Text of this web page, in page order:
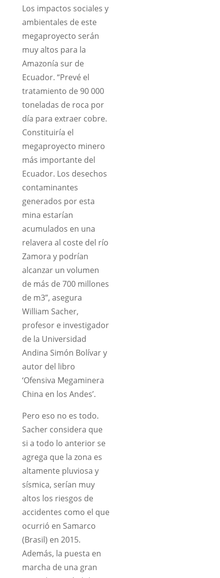
Los impactos sociales y
ambientales de este
megaproyecto serán
muy altos para la
Amazonía sur de
Ecuador. “Prevé el
tratamiento de 90 000
toneladas de roca por
día para extraer cobre.
Constituiría el
megaproyecto minero
más importante del
Ecuador. Los desechos
contaminantes
generados por esta
mina estarían
acumulados en una
relavera al coste del río
Zamora y podrían
alcanzar un volumen
de más de 700 millones
de m3”, asegura
William Sacher,
profesor e investigador
de la Universidad
Andina Simón Bolívar y
autor del libro
‘Ofensiva Megaminera
China en los Andes’.
Pero eso no es todo.
Sacher considera que
si a todo lo anterior se
agrega que la zona es
altamente pluviosa y
sísmica, serían muy
altos los riesgos de
accidentes como el que
ocurrió en Samarco
(Brasil) en 2015.
Además, la puesta en
marcha de una gran